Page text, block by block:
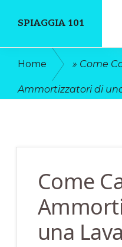
main
content
primary
sidebar
SPIAGGIA 101
Dove
Home » Come
Ammortizzatori di
Come
una